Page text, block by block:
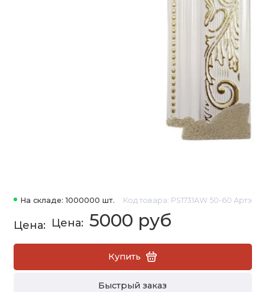
На складе: 1000000 шт. Код товара: PS1731AW 50-60 Артэ
5000 руб
Купить
Быстрый заказ